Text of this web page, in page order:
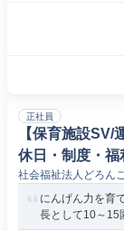
正社員
【保育施設
休日・制度・福
社会福祉法人どろん
にんげん力を育
長として10～15